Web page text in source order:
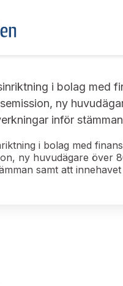
i bolag med
ny
inför
i bolag med
ny huvudägare över
samt att